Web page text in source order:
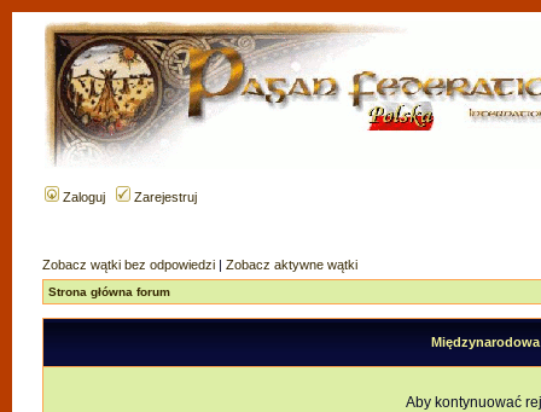
Zaloguj Zarejestruj
Zobacz wątki bez odpowiedzi | Zobacz aktywne wątki
Strona główna forum
Aby kontynuować